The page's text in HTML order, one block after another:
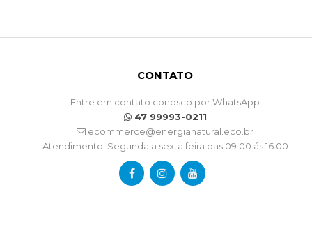
CONTATO
Entre em contato conosco por WhatsApp
47 99993-0211
ecommerce@energianatural.eco.br
Atendimento: Segunda a sexta feira das 09:00 ás 16:00